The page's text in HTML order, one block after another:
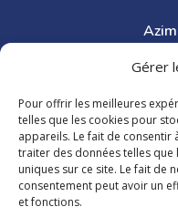
Gérer
Pour offrir les meilleures
telles que les cookies pour
appareils. Le fait de consentir
traiter des données telles
uniques sur ce site. Le fait de
consentement peut avoir un
et fonctions.
Les